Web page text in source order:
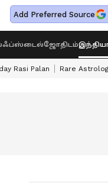
Add Preferred Source
ஜோதிடம்
Rasi Palan Rare